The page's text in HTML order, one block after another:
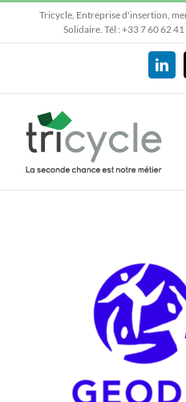
contenu
Tricycle, Entreprise d'insertion,
Solidaire. Tél : +33 7 60 62